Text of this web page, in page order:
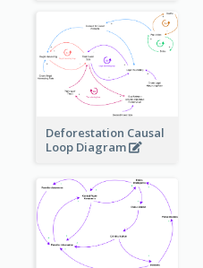
Deforestation Causal
Loop Diagram